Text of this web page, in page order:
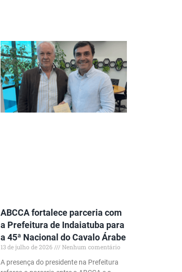
ABCCA fortalece parceria com
a Prefeitura de Indaiatuba para
a 45ª Nacional do Cavalo Árabe
13 de julho de 2026
Nenhum comentário
A presença do presidente na Prefeitura